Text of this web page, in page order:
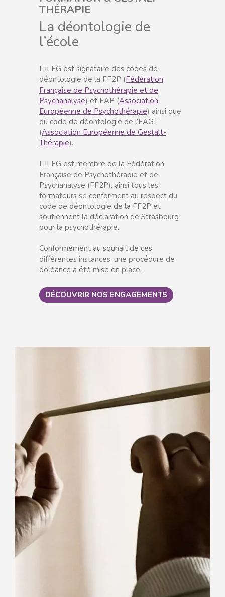
THÉRAPIE
La déontologie de
l’école
L’ILFG est signataire des codes de
déontologie de la FF2P (Fédération
Française de Psychothérapie et de
Psychanalyse) et EAP (Association
Européenne de Psychothérapie) ainsi que
du code de déontologie de l’EAGT
(Association Européenne de Gestalt-
Thérapie).
L’ILFG est membre de la Fédération
Française de Psychothérapie et de
Psychanalyse (FF2P), ainsi tous les
formateurs se conforment au respect du
code de déontologie de la FF2P et
soutiennent la déclaration de Strasbourg
pour la psychothérapie.
Conformément au souhait de ces
différentes instances, une procédure de
doléance a été mise en place.
DÉCOUVRIR NOS ENGAGEMENTS